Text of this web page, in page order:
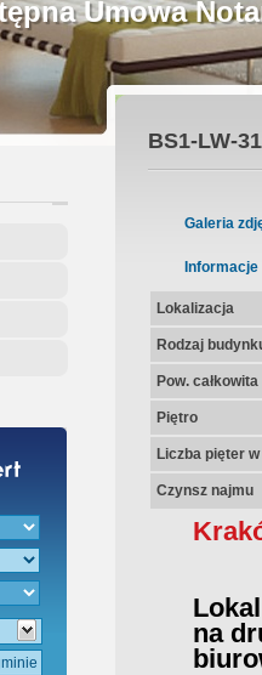
Umowa
BS1-LW-
Galeria
Informacje
Lokalizacja
Rodzaj
Pow.
Piętro
Liczba pięter
Czynsz najmu
na